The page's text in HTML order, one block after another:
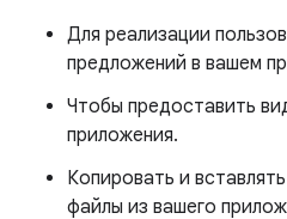
Для реализации
предложений в вашем
Чтобы предоставить
приложения.
Копировать и
файлы из вашего